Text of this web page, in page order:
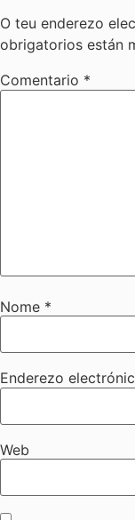
O teu enderezo
obrigatorios están
Comentario *
Nome *
Enderezo
Web